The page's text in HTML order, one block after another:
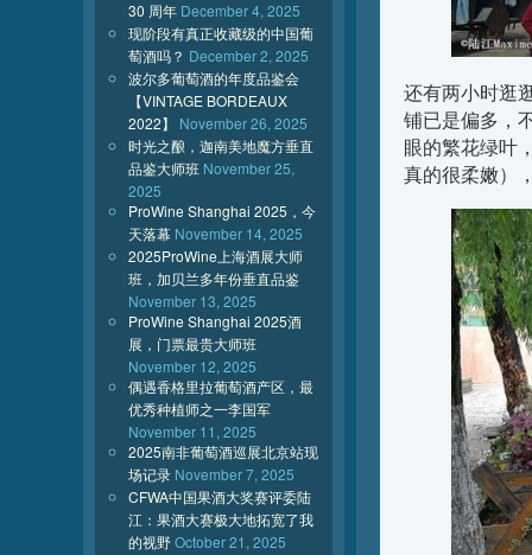
还有两小时逛
铺已是偏多，
眼的繁花绿叶
真的很柔嫩）
30 周年 December 4, 2025
现阶段有真正收藏级的中国葡
萄酒吗？ December 2, 2025
波尔多葡萄酒的年度品鉴会
【VINTAGE BORDEAUX
2022】
November 26, 2025
时光之酿，迦南美地魔方垂直
品鉴大师班 November 25,
2025
ProWine Shanghai 2025，今
天落幕 November 14, 2025
2025ProWine上海酒展大师
班，加贝兰多年份垂直品鉴
November 13, 2025
ProWine Shanghai 2025酒
展，门票最贵大师班
November 12, 2025
偶遇香格里拉葡萄酒产区，最
优秀种植师之一李国军
November 11, 2025
2025南非葡萄酒巡展北京站现
场记录 November 7, 2025
CFWA中国果酒大奖赛评委陆
江：果酒大赛极大地拓宽了我
的视野October 21, 2025